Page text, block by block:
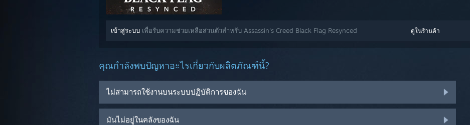
ดูในร้านค้า
เข้าสู่ระบบ เพื่อรับความช่วยเหลือส่วนตัวสำหรับ Assassin's Creed Black Flag Resynced
คุณกำลังพบปัญหาอะไรเกี่ยวกับผลิตภัณฑ์นี้?
ไม่สามารถใช้งานบนระบบปฏิบัติการของฉัน
มันไม่อยู่ในคลังของฉัน